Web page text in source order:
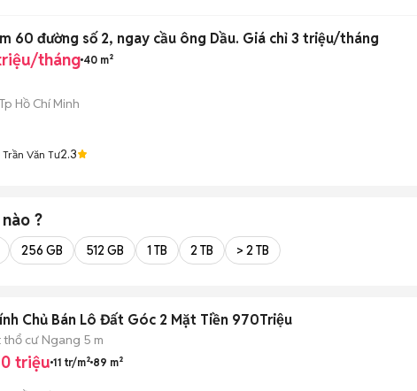
60 đường số 2, ngay cầu ông Dầu. Giá chỉ 3 triệu/tháng
tháng 40 m²
Tp Hồ Chí Minh
Trần Văn Tư2.3
nào ?
256 GB 512 GB 1 TB 2 TB > 2 TB
Chủ Bán Lô Đất Góc 2 Mặt Tiền 970Triệu
thổ cư Ngang 5 m
triệu 11 tr/m² 89 m²